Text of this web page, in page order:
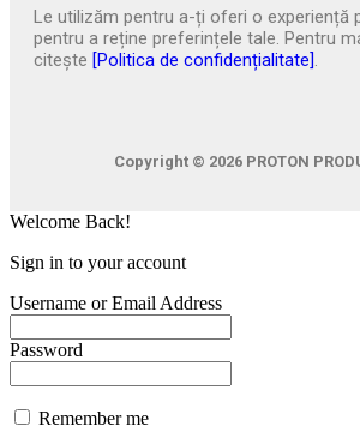
Le utilizăm pentru a-ți oferi o experiență
pentru a reține preferințele tale. Pentru
citește [Politica de confidențialitate].
Copyright © 2026 PROTON
Welcome Back!
Sign in to your account
Username or Email Address
Password
Remember me